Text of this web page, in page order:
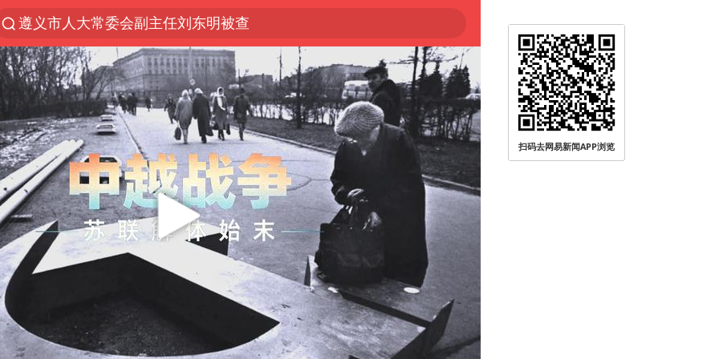
夜幕落下 运动上场
泰交通部副部长回应中国人遭歧视手势
Meta被判支付5.67亿美元
中国稀土盘中涨停
1岁宝宝碰坏纸巾盒 宝妈被索赔924元
男子结婚8年3个女儿均非亲生
台风白海豚逼近 暴雨大暴雨来袭
“空调24小时开着更省电”不实
公司“上四休三”但要降薪1000元
47岁妈妈突然产女 26岁女儿：很震惊
OpenAI为免费用户升级GPT-5.6 Luna
扫码去网易新闻APP浏览